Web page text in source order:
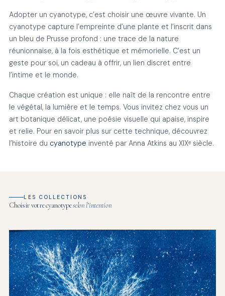
Adopter un cyanotype, c’est choisir une œuvre vivante. Un
cyanotype capture l’empreinte d’une plante et l’inscrit dans
un bleu de Prusse profond : une trace de la nature
réunionnaise, à la fois esthétique et mémorielle. C’est un
geste pour soi, un cadeau à offrir, un lien discret entre
l’intime et le monde.
Chaque création est unique : elle naît de la rencontre entre
le végétal, la lumière et le temps. Vous invitez chez vous un
art botanique délicat, une poésie visuelle qui apaise, inspire
et relie. Pour en savoir plus sur cette technique, découvrez
l’histoire du cyanotype inventé par Anna Atkins au XIXᵉ siècle.
LES COLLECTIONS
Choisir votre cyanotypeselon l’intention